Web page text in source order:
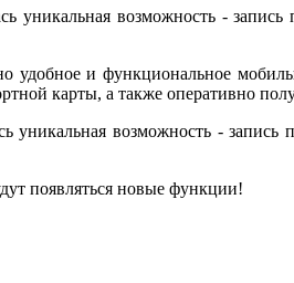
возможность -
удобное и функциональное
карты, а также оперативно
возможность - запись
появляться новые функции!